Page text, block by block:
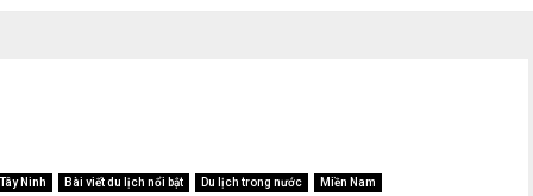
Tây Ninh Bài viết du lịch nổi bật Du lịch trong nước Miền Nam